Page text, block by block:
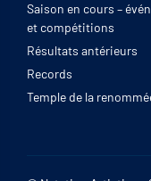
Saison en cours –
et compétitions
Résultats antérieurs
Records
Temple de la